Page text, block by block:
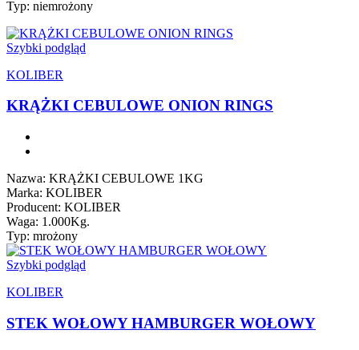
Typ: niemrożony
Szybki podgląd
KOLIBER
KRĄŻKI CEBULOWE ONION RINGS
Nazwa: KRĄŻKI CEBULOWE 1KG
Marka: KOLIBER
Producent: KOLIBER
Waga: 1.000Kg.
Typ: mrożony
Szybki podgląd
KOLIBER
STEK WOŁOWY HAMBURGER WOŁOWY